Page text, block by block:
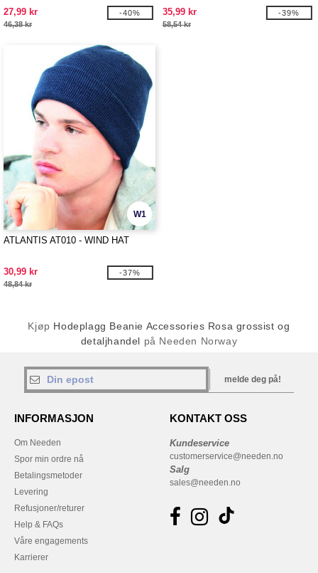
27,99 kr
46,38 kr
-40%
35,99 kr
58,54 kr
-39%
W1
ATLANTIS AT010 - WIND HAT
30,99 kr
48,84 kr
-37%
Kjøp Hodeplagg Beanie Accessories Rosa grossist og
detaljhandel på Needen Norway
melde deg på!
INFORMASJON
Om Needen
Spor min ordre nå
Betalingsmetoder
Levering
Refusjoner/returer
Help & FAQs
Våre engagements
Karrierer
KONTAKT OSS
Kundeservice
customerservice@needen.no
Salg
sales@needen.no